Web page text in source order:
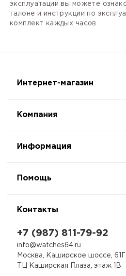
эксплуатации вы можете
талоне и инструкции по
комплект каждых часов.
Интернет-магазин
Компания
Информация
Помощь
Контакты
+7 (987) 811-79-92
info@watches64.ru
Москва, Каширское шоссе, 61Г,
ТЦ Каширская Плаза, этаж 1В